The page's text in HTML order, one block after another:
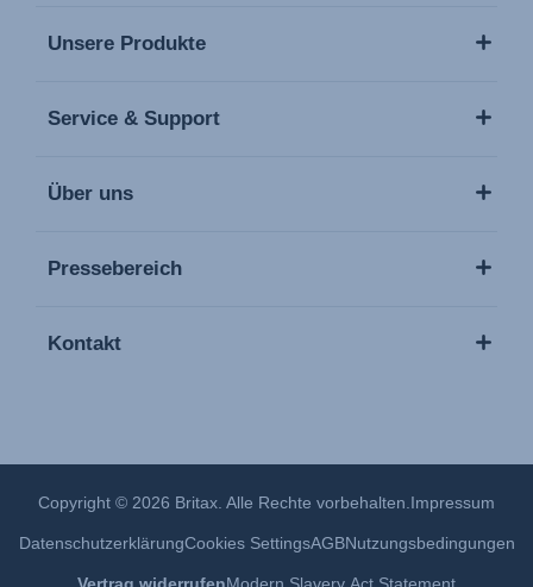
Unsere Produkte
Service & Support
Über uns
Pressebereich
Kontakt
Copyright © 2026 Britax. Alle Rechte vorbehalten. Impressum
DatenschutzerklärungCookies SettingsAGBNutzungsbedingungen